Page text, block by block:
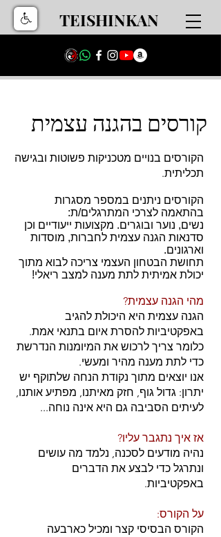
TEISHINKAN
קורסים בהגנה עצמית
הקורסים בנויים מטכניקות פשוטות ובגישה
תכליתית.
הקורסים ניתנים במספר מסגרות
בהתאמה לצרכי המתרגלים/ת:
נשים, נוער ובוגרים. מקצועות ייעודיים וכן
סדנאות הגנה עצמית לחברות, מוסדות
וארגונים.
תחושת הבטחון העצמי צריכה לבוא מתוך
יכולת אמיתית לתת מענה למצב ריאלי!
מהי הגנה עצמית?
הגנה עצמית היא היכולת להגיב
באפקטיביות להסרת איום בתנאי אמת.
כלומר צריך לרכוש את המיומנות הנדרשת
כדי לתת מענה מהיר ומעשי.
אנו יוצאים מתוך נקודת הנחה שלתוקף יש
יתרון: גדול גוף, חזק מאיתנו, מפתיע אותנו,
לעיתים הסביבה גם היא אינה נוחה...
אז איך נתגבר עליו?
נהיה מודעים לסכנה, נלמד מה עושים
ונתרגל כדי לבצע את הדברים
באפקטיביות.
על הקורס:
הקורס הבסיסי קצר ומכיל כארבעה